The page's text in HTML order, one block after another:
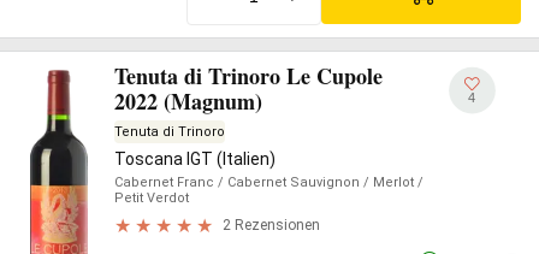
Tenuta di Trinoro Le Cupole
2022 (Magnum)
Tenuta di Trinoro
Toscana IGT (Italien)
Cabernet Franc / Cabernet Sauvignon / Merlot /
Petit Verdot
2 Rezensionen
4